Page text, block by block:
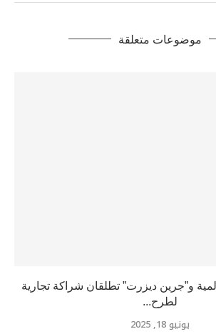
موضوعات متعلقة
و”جرين ديزرت” تطلقان شراكة تجارية
لطرح...
يونيو 18, 2025